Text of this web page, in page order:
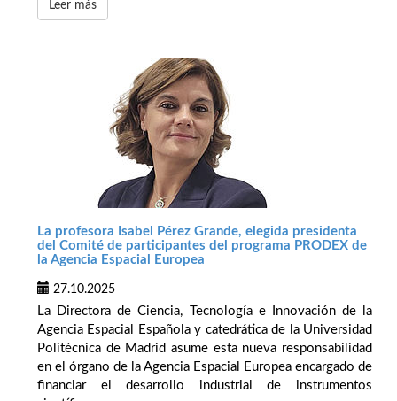
Leer más
La profesora Isabel Pérez Grande, elegida presidenta
del Comité de participantes del programa PRODEX de
la Agencia Espacial Europea
27.10.2025
La Directora de Ciencia, Tecnología e Innovación de la
Agencia Espacial Española y catedrática de la Universidad
Politécnica de Madrid asume esta nueva responsabilidad
en el órgano de la Agencia Espacial Europea encargado de
financiar el desarrollo industrial de instrumentos